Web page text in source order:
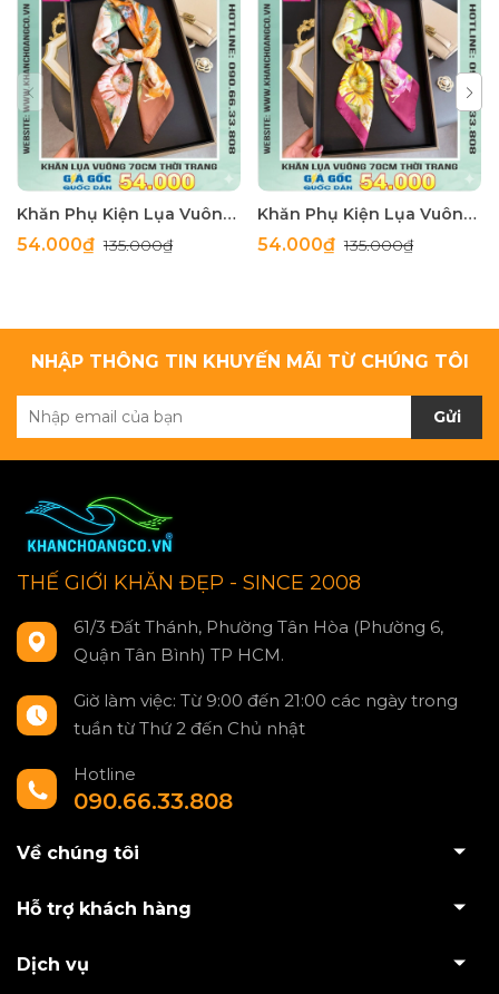
Khăn Phụ Kiện Lụa Vuông 70cm - Thế Giới Khăn Đẹp C1062_4
54.000₫135.000₫
Khăn Phụ Kiện Lụa Vuông 70cm - Thế Giới Khăn Đẹp C1062_3
54.000₫135.000₫
NHẬP THÔNG TIN KHUYẾN MÃI TỪ CHÚNG TÔI
Gửi
THẾ GIỚI KHĂN ĐẸP - SINCE 2008
61/3 Đất Thánh, Phường Tân Hòa (Phường 6,
Quận Tân Bình) TP HCM.
Giờ làm việc: Từ 9:00 đến 21:00 các ngày trong
tuần từ Thứ 2 đến Chủ nhật
Hotline
090.66.33.808
Về chúng tôi
Hỗ trợ khách hàng
Dịch vụ